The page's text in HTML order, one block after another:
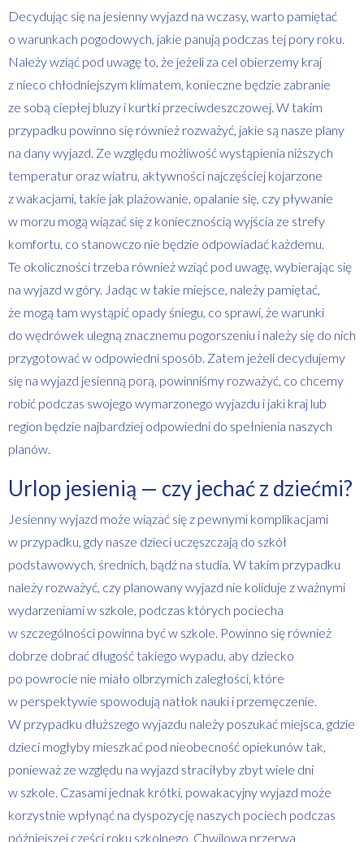
Decydując się na jesienny wyjazd na wczasy, warto pamiętać
o warunkach pogodowych, jakie panują podczas tej pory roku.
Należy wziąć pod uwagę to, że jeżeli za cel obierzemy kraj
z nieco chłodniejszym klimatem, konieczne będzie zabranie
ze sobą ciepłej bluzy i kurtki przeciwdeszczowej. W takim
przypadku powinno się również rozważyć, jakie są nasze plany
na dany wyjazd. Ze względu możliwość wystąpienia niższych
temperatur oraz wiatru, aktywności najczęściej kojarzone
z wakacjami, takie jak plażowanie, opalanie się, czy pływanie
w morzu mogą wiązać się z koniecznością wyjścia ze strefy
komfortu, co stanowczo nie będzie odpowiadać każdemu.
Te okoliczności trzeba również wziąć pod uwagę, wybierając się
na wyjazd w góry. Jadąc w takie miejsce, należy pamiętać,
że mogą tam wystąpić opady śniegu, co sprawi, że warunki
do wędrówek ulegną znacznemu pogorszeniu i należy się do nich
przygotować w odpowiedni sposób. Zatem jeżeli decydujemy
się na wyjazd jesienną porą, powinniśmy rozważyć, co chcemy
robić podczas swojego wymarzonego wyjazdu i jaki kraj lub
region będzie najbardziej odpowiedni do spełnienia naszych
planów.
Urlop jesienią — czy jechać z dziećmi?
Jesienny wyjazd może wiązać się z pewnymi komplikacjami
w przypadku, gdy nasze dzieci uczęszczają do szkół
podstawowych, średnich, bądź na studia. W takim przypadku
należy rozważyć, czy planowany wyjazd nie koliduje z ważnymi
wydarzeniami w szkole, podczas których pociecha
w szczególności powinna być w szkole. Powinno się również
dobrze dobrać długość takiego wypadu, aby dziecko
po powrocie nie miało olbrzymich zaległości, które
w perspektywie spowodują natłok nauki i przemęczenie.
W przypadku dłuższego wyjazdu należy poszukać miejsca, gdzie
dzieci mogłyby mieszkać pod nieobecność opiekunów tak,
ponieważ ze względu na wyjazd straciłyby zbyt wiele dni
w szkole. Czasami jednak krótki, powakacyjny wyjazd może
korzystnie wpłynąć na dyspozycję naszych pociech podczas
późniejszej części roku szkolnego. Chwilowa przerwa